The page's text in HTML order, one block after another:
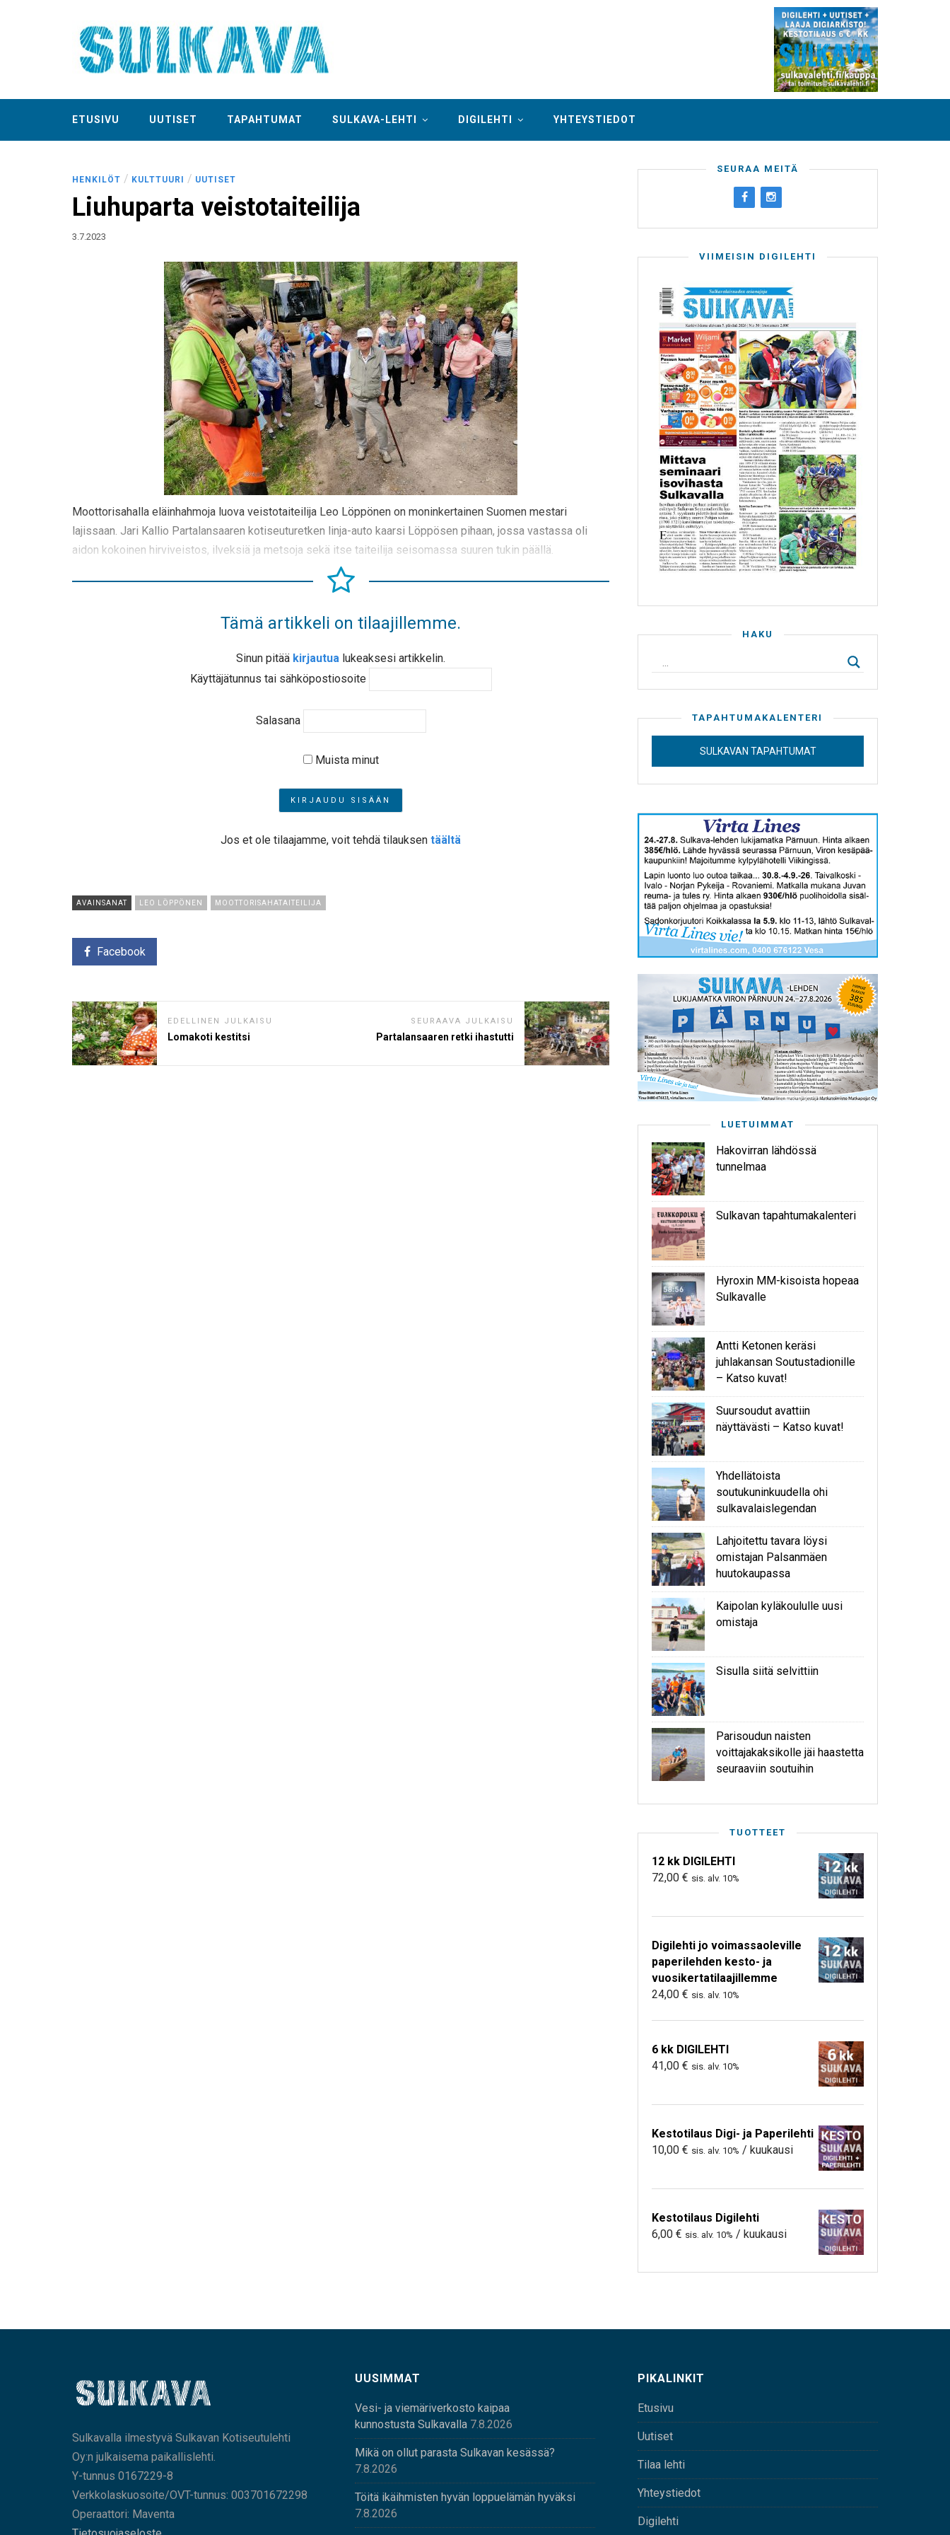
ETUSIVU UUTISET TAPAHTUMAT SULKAVA-LEHTI DIGILEHTI YHTEYSTIEDOT
HENKILÖT / KULTTUURI / UUTISET
Liuhuparta veistotaiteilija
3.7.2023
Moottorisahalla eläinhahmoja luova veistotaiteilija Leo Löppönen on moninkertainen Suomen mestari
lajissaan. Jari Kallio Partalansaaren kotiseuturetken linja-auto kaarsi Löppösen pihaan, jossa vastassa oli
aidon kokoinen hirviveistos, ilveksiä ja metsoja sekä itse taiteilija seisomassa suuren tukin päällä.
Tämä artikkeli on tilaajillemme.
Sinun pitää kirjautua lukeaksesi artikkelin.
Käyttäjätunnus tai sähköpostiosoite
Salasana
Muista minut
Jos et ole tilaajamme, voit tehdä tilauksen täältä
AVAINSANAT LEO LÖPPÖNEN MOOTTORISAHATAITEILIJA
Facebook
EDELLINEN JULKAISU
Lomakoti kestitsi
SEURAAVA JULKAISU
Partalansaaren retki ihastutti
SEURAA MEITÄ
VIIMEISIN DIGILEHTI
HAKU
TAPAHTUMAKALENTERI
SULKAVAN TAPAHTUMAT
LUETUIMMAT
Hakovirran lähdössä
tunnelmaa
Sulkavan tapahtumakalenteri
Hyroxin MM-kisoista hopeaa
Sulkavalle
Antti Ketonen keräsi
juhlakansan Soutustadionille
– Katso kuvat!
Suursoudut avattiin
näyttävästi – Katso kuvat!
Yhdellätoista
soutukuninkuudella ohi
sulkavalaislegendan
Lahjoitettu tavara löysi
omistajan Palsanmäen
huutokaupassa
Kaipolan kyläkoululle uusi
omistaja
Sisulla siitä selvittiin
Parisoudun naisten
voittajakaksikolle jäi haastetta
seuraaviin soutuihin
TUOTTEET
12 kk DIGILEHTI
72,00 € sis. alv. 10%
Digilehti jo voimassaoleville
paperilehden kesto- ja
vuosikertatilaajillemme
24,00 € sis. alv. 10%
6 kk DIGILEHTI
41,00 € sis. alv. 10%
Kestotilaus Digi- ja Paperilehti
10,00 € sis. alv. 10% / kuukausi
Kestotilaus Digilehti
6,00 € sis. alv. 10% / kuukausi
Sulkavalla ilmestyvä Sulkavan Kotiseutulehti
Oy:n julkaisema paikallislehti.
Y-tunnus 0167229-8
Verkkolaskuosoite/OVT-tunnus: 003701672298
Operaattori: Maventa
UUSIMMAT
Vesi- ja viemäriverkosto kaipaa
kunnostusta Sulkavalla 7.8.2026
Mikä on ollut parasta Sulkavan kesässä?
7.8.2026
Töitä ikäihmisten hyvän loppuelämän hyväksi
7.8.2026
PIKALINKIT
Etusivu
Uutiset
Tilaa lehti
Yhteystiedot
Digilehti